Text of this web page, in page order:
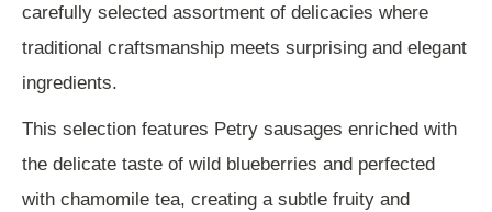
carefully selected assortment of delicacies where
traditional craftsmanship meets surprising and elegant
ingredients.
This selection features Petry sausages enriched with
the delicate taste of wild blueberries and perfected
with chamomile tea, creating a subtle fruity and